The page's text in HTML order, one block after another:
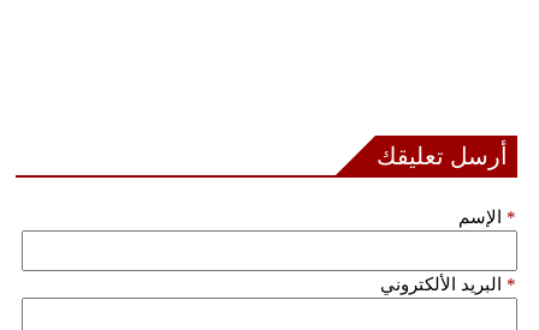
أرسل تعليقك
الإسم *
البريد الألكتروني *